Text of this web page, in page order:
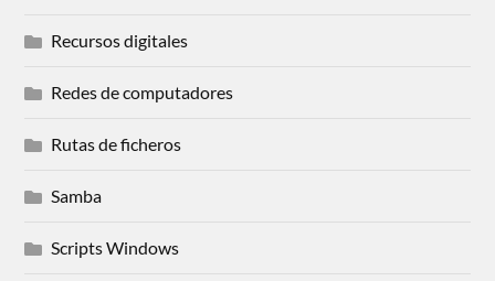
Recursos digitales
Redes de computadores
Rutas de ficheros
Samba
Scripts Windows